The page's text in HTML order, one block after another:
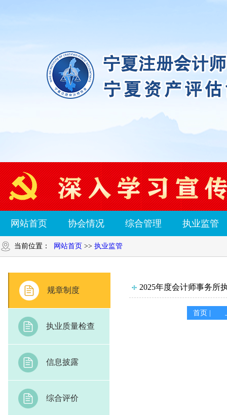
网站首页 协会情况 综合管理 执业监管
当前位置： 网站首页 >> 执业监管
规章制度
执业质量检查
信息披露
综合评价
2025年度会计师事务所
首页 |